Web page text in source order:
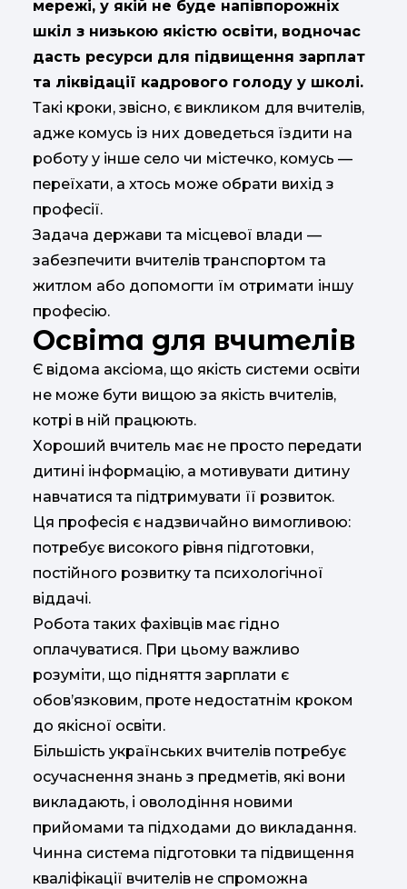
мережі, у якій не буде напівпорожніх
шкіл з низькою якістю освіти, водночас
дасть ресурси для підвищення зарплат
та ліквідації кадрового голоду у школі.
Такі кроки, звісно, є викликом для вчителів,
адже комусь із них доведеться їздити на
роботу у інше село чи містечко, комусь —
переїхати, а хтось може обрати вихід з
професії.
Задача держави та місцевої влади —
забезпечити вчителів транспортом та
житлом або допомогти їм отримати іншу
професію.
Освіта для вчителів
Є відома аксіома, що якість системи освіти
не може бути вищою за якість вчителів,
котрі в ній працюють.
Хороший вчитель має не просто передати
дитині інформацію, а мотивувати дитину
навчатися та підтримувати її розвиток.
Ця професія є надзвичайно вимогливою:
потребує високого рівня підготовки,
постійного розвитку та психологічної
віддачі.
Робота таких фахівців має гідно
оплачуватися. При цьому важливо
розуміти, що підняття зарплати є
обов’язковим, проте недостатнім кроком
до якісної освіти.
Більшість українських вчителів потребує
осучаснення знань з предметів, які вони
викладають, і оволодіння новими
прийомами та підходами до викладання.
Чинна система підготовки та підвищення
кваліфікації вчителів не спроможна